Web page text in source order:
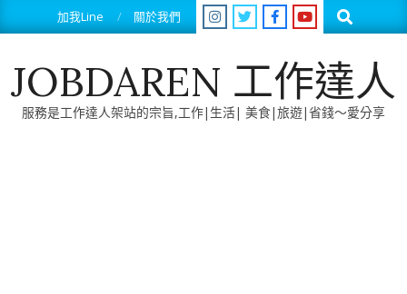
to
加我Line 關於我們 Search
JOBDAREN 工作達人
服務是工作達人架站的宗旨,工作|生活| 美食|旅遊|省錢～愛分享